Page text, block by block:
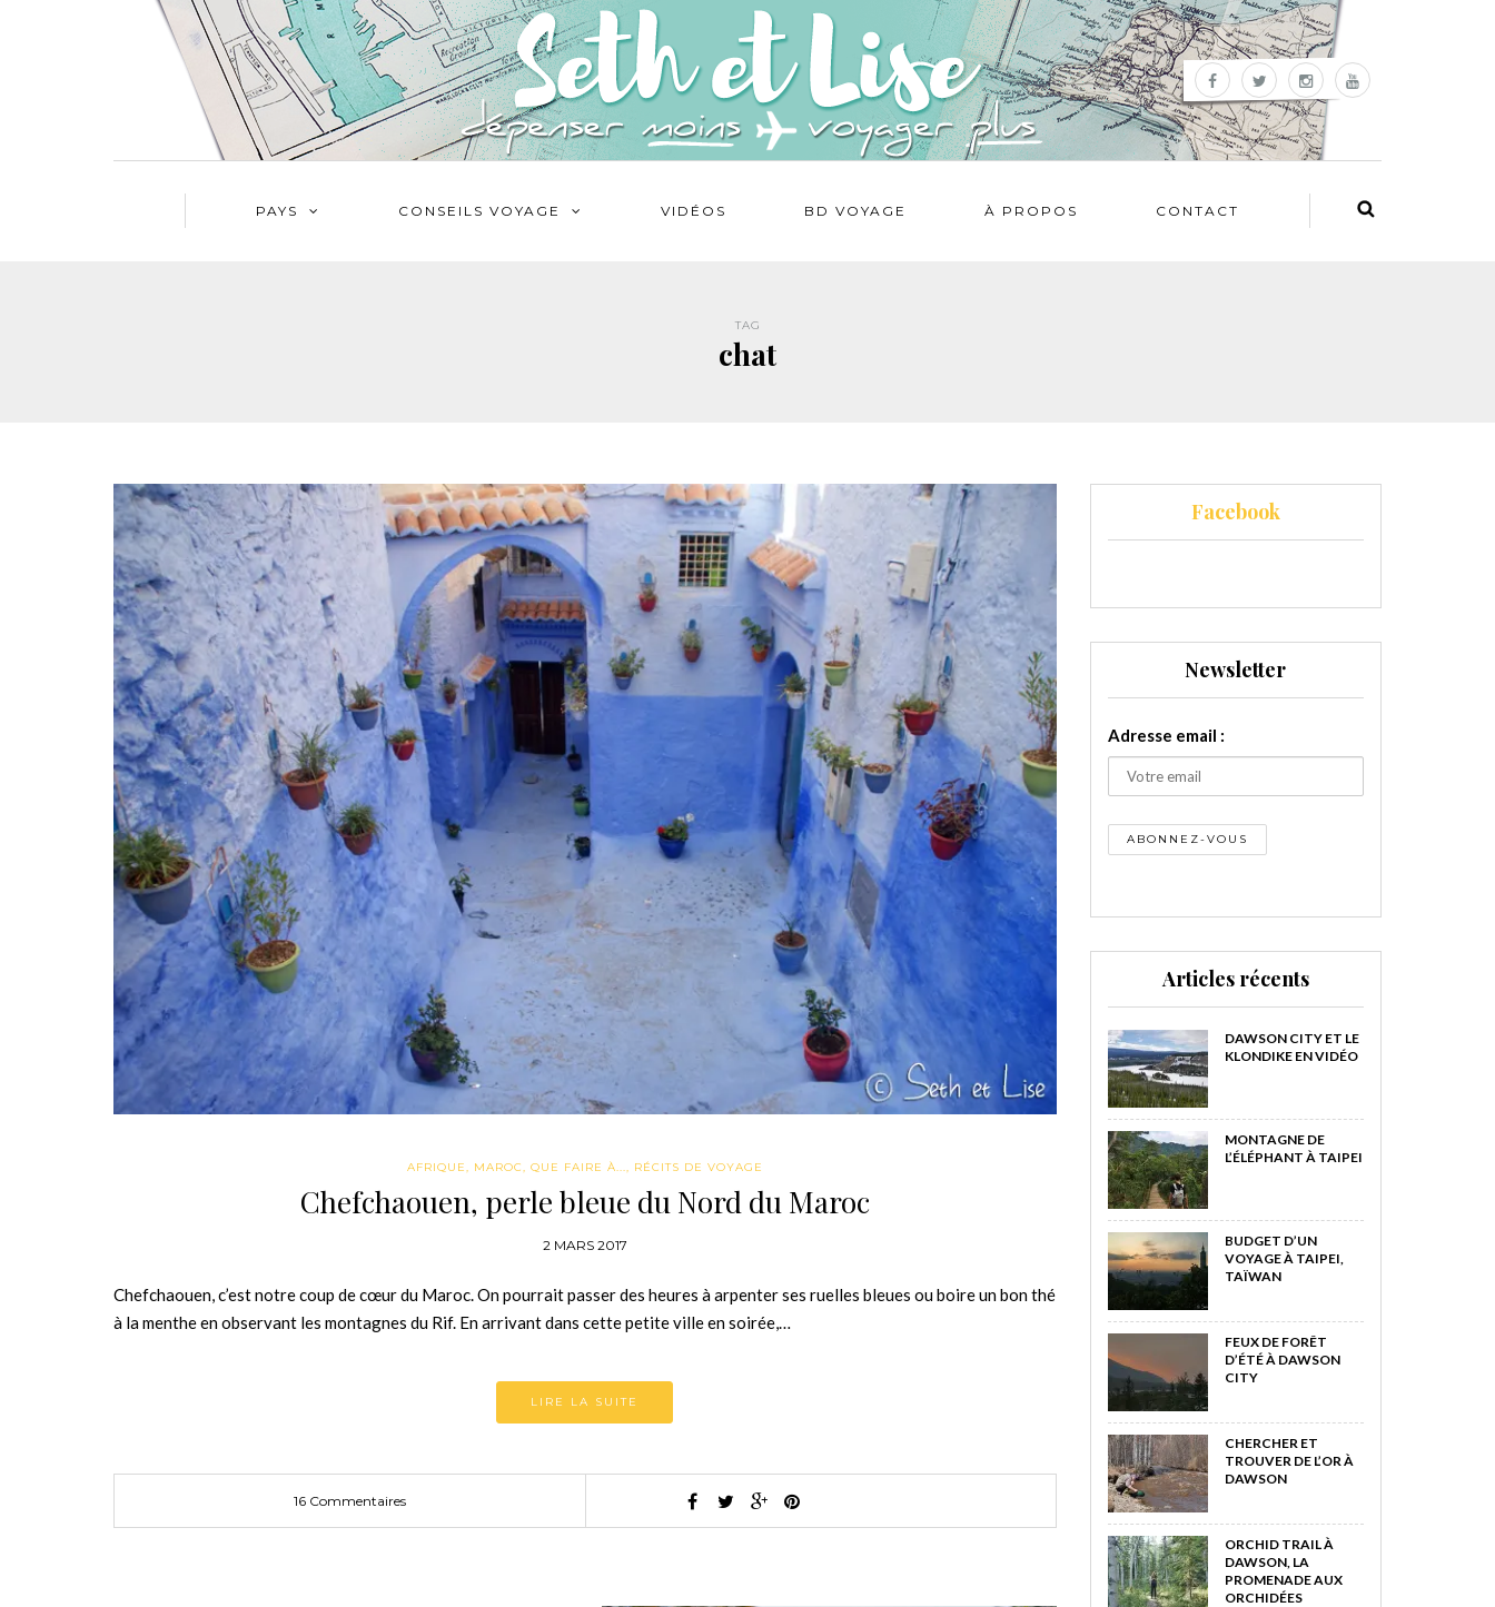
PAYS CONSEILS VOYAGE VIDÉOS BD VOYAGE À PROPOS CONTACT
TAG
chat
AFRIQUE, MAROC, QUE FAIRE À..., RÉCITS DE VOYAGE
Chefchaouen, perle bleue du Nord du Maroc
2 MARS 2017
Chefchaouen, c’est notre coup de cœur du Maroc. On pourrait passer des heures à arpenter ses ruelles bleues ou boire un bon thé
à la menthe en observant les montagnes du Rif. En arrivant dans cette petite ville en soirée,…
LIRE LA SUITE
16 Commentaires
Facebook
Newsletter
Adresse email :
Articles récents
DAWSON CITY ET LE
KLONDIKE EN VIDÉO
MONTAGNE DE
L’ÉLÉPHANT À TAIPEI
BUDGET D’UN
VOYAGE À TAIPEI,
TAÏWAN
FEUX DE FORÊT
D’ÉTÉ À DAWSON
CITY
CHERCHER ET
TROUVER DE L’OR À
DAWSON
ORCHID TRAIL À
DAWSON, LA
PROMENADE AUX
ORCHIDÉES